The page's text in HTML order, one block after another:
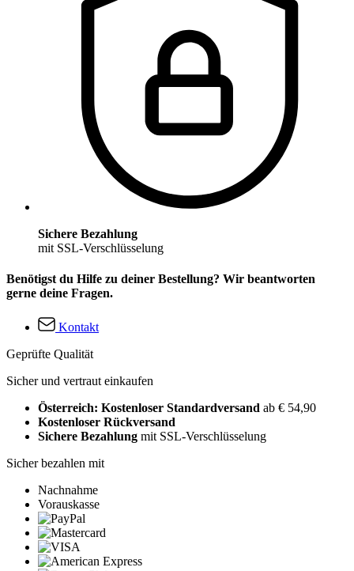
Sichere Bezahlung
mit SSL-Verschlüsselung
Benötigst du Hilfe zu deiner Bestellung? Wir beantworten
gerne deine Fragen.
Kontakt
Geprüfte Qualität
Sicher und vertraut einkaufen
Österreich: Kostenloser Standardversand ab € 54,90
Kostenloser Rückversand
Sichere Bezahlung mit SSL-Verschlüsselung
Sicher bezahlen mit
Nachnahme
Vorauskasse